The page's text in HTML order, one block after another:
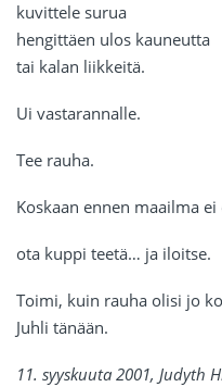
kuvittele surua
hengittäen ulos kauneutta
tai kalan liikkeitä.
Ui vastarannalle.
Tee rauha.
Koskaan ennen maailma
ota kuppi teetä… ja iloitse.
Toimi, kuin rauha olisi jo
Juhli tänään.
11. syyskuuta 2001, Judyth